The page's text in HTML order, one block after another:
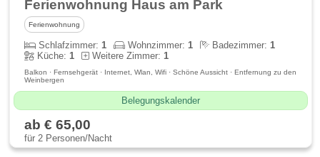
Ferienwohnung Haus am Park
Ferienwohnung
Schlafzimmer:1 Wohnzimmer:1 Badezimmer:1
Küche:1 Weitere Zimmer:1
Balkon · Fernsehgerät · Internet, Wlan, Wifi · Schöne Aussicht · Entfernung zu den
Weinbergen
Belegungskalender
ab € 65,00
für 2 Personen/Nacht